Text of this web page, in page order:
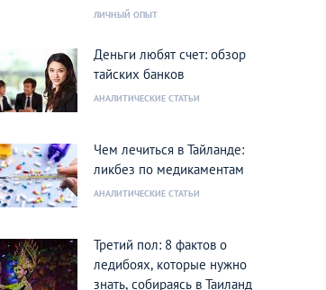
ЛИЧНЫЙ ОПЫТ
Деньги любят счет: обзор
тайских банков
АНАЛИТИЧЕСКИЕ СТАТЬИ
Чем лечиться в Тайланде:
ликбез по медикаментам
АНАЛИТИЧЕСКИЕ СТАТЬИ
Третий пол: 8 фактов о
ледибоях, которые нужно
знать, собираясь в Таиланд